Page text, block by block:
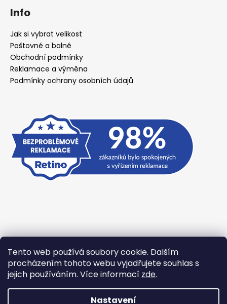
Tento web používá soubory cookie. Dalším
procházením tohoto webu vyjadřujete souhlas s
jejich používáním. Více informací zde.
Nastavení
Info
Jak si vybrat velikost
Poštovné a balné
Obchodní podmínky
Reklamace a výměna
Podmínky ochrany osobních údajů
Přijímáme online platby